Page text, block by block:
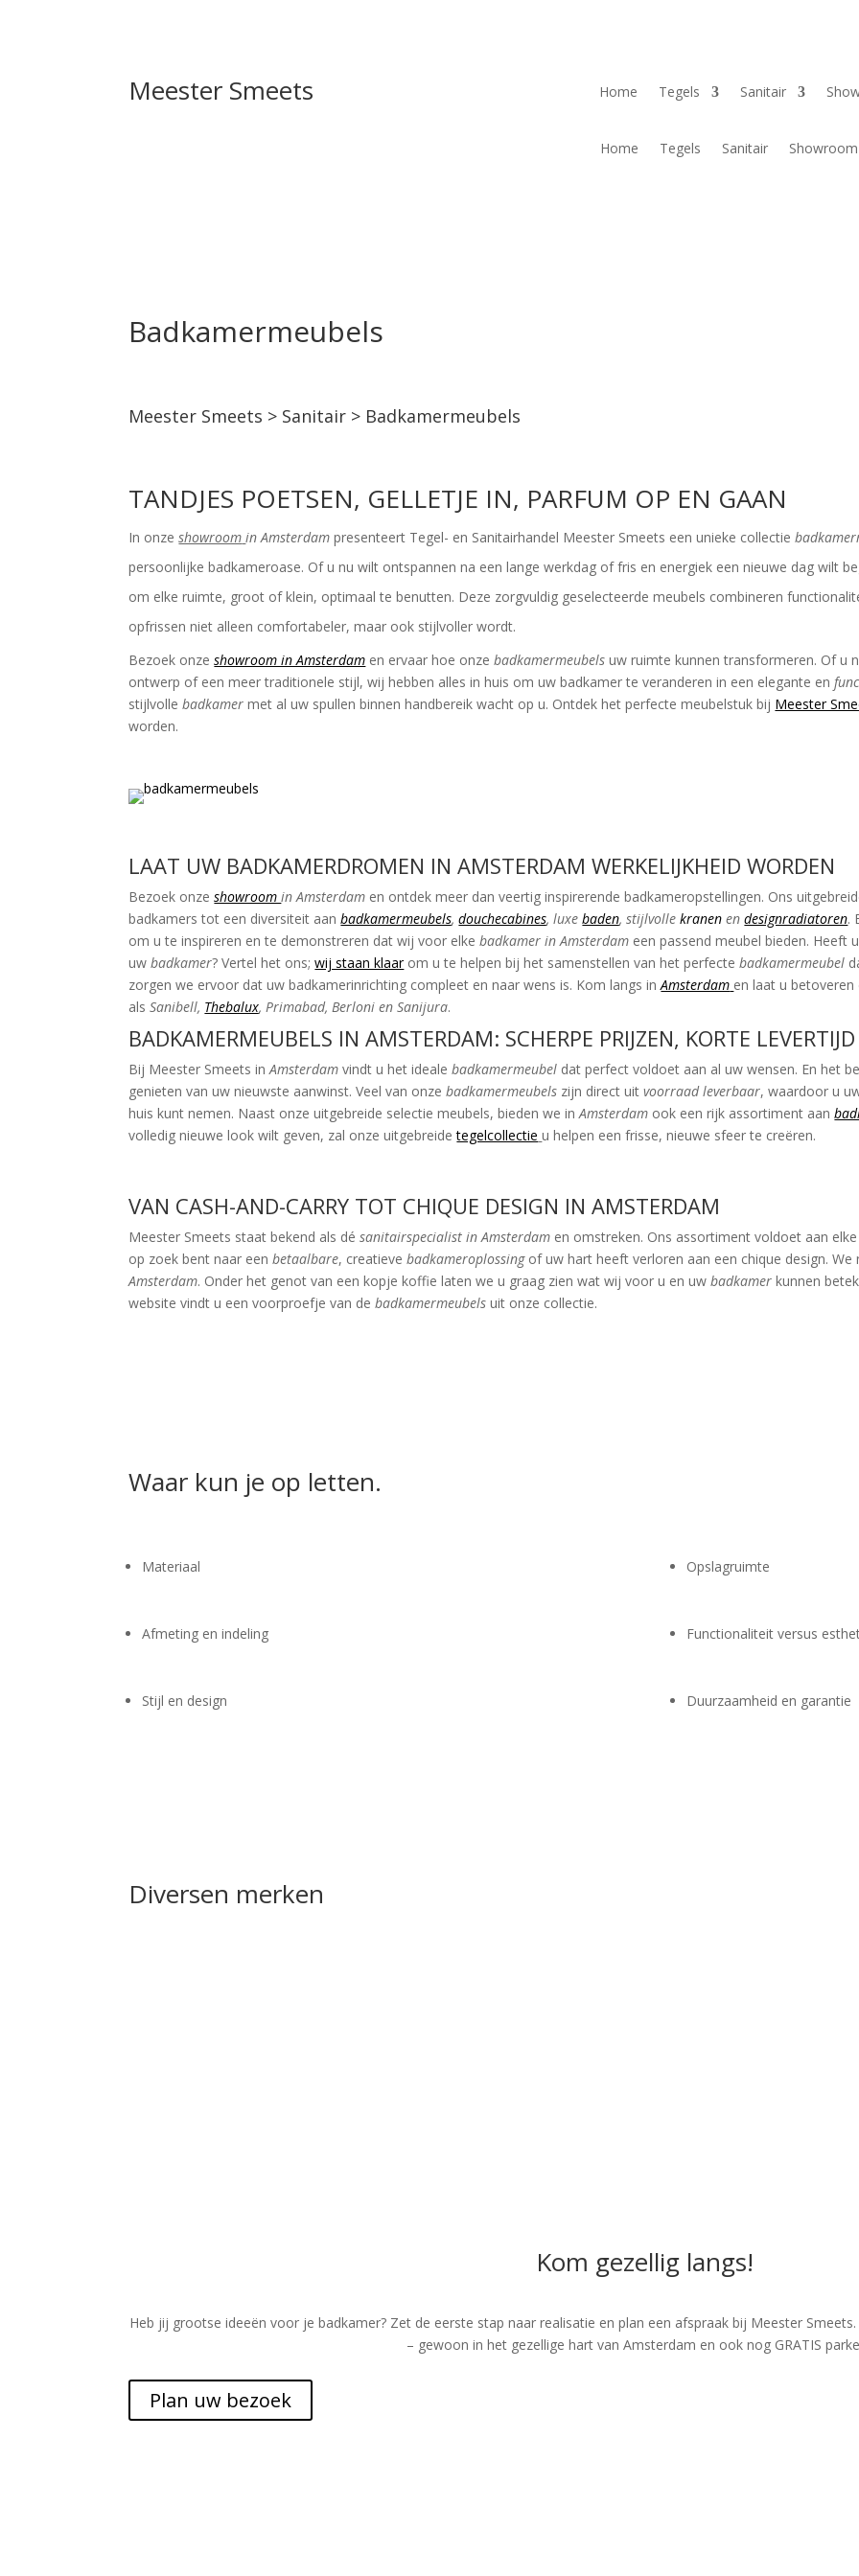
Meester Smeets Home Tegels Sanitair
Home Tegels Sanitair Showroom
Badkamermeubels
Meester Smeets > Sanitair > Badkamermeubels
TANDJES POETSEN, GELLETJE IN, PARFUM OP EN GAAN
In onze showroom in Amsterdam presenteert Tegel- en Sanitairhandel Meester Smeets een unieke collectie
persoonlijke badkameroase. Of u nu wilt ontspannen na een lange werkdag of fris en energiek een nieuwe dag wilt
om elke ruimte, groot of klein, optimaal te benutten. Deze zorgvuldig geselecteerde meubels combineren
opfrissen niet alleen comfortabeler, maar ook stijlvoller wordt.
Bezoek onze showroom in Amsterdam en ervaar hoe onze badkamermeubels uw ruimte kunnen transformeren. Of u
ontwerp of een meer traditionele stijl, wij hebben alles in huis om uw badkamer te veranderen in een elegante en
stijlvolle badkamer met al uw spullen binnen handbereik wacht op u. Ontdek het perfecte meubelstuk bij Meester
worden.
LAAT UW BADKAMERDROMEN IN AMSTERDAM WERKELIJKHEID WORDEN
Bezoek onze showroomin Amsterdam en ontdek meer dan veertig inspirerende badkameropstellingen. Ons
badkamers tot een diversiteit aan badkamermeubels, douchecabines, luxebaden, stijlvollekranen en designradiatoren.
om u te inspireren en te demonstreren dat wij voor elke badkamer in Amsterdam een passend meubel bieden. Heeft
uw badkamer? Vertel het ons;wij staan klaarom u te helpen bij het samenstellen van het perfecte badkamermeubel
zorgen we ervoor dat uw badkamerinrichting compleet en naar wens is. Kom langs in Amsterdam en laat u
als Sanibell, Thebalux, Primabad, Berloni en Sanijura.
BADKAMERMEUBELS IN AMSTERDAM: SCHERPE PRIJZEN, KORTE LEVERTIJD
Bij Meester Smeets in Amsterdam vindt u het ideale badkamermeubel dat perfect voldoet aan al uw wensen. En het
genieten van uw nieuwste aanwinst. Veel van onze badkamermeubels zijn direct uit voorraad leverbaar, waardoor u
huis kunt nemen. Naast onze uitgebreide selectie meubels, bieden we in Amsterdam ook een rijk assortiment aan
volledig nieuwe look wilt geven, zal onze uitgebreidetegelcollectie u helpen een frisse, nieuwe sfeer te creëren.
VAN CASH-AND-CARRY TOT CHIQUE DESIGN IN AMSTERDAM
Meester Smeets staat bekend als dé sanitairspecialist in Amsterdam en omstreken. Ons assortiment voldoet aan
op zoek bent naar een betaalbare, creatieve badkameroplossing of uw hart heeft verloren aan een chique design.
Amsterdam. Onder het genot van een kopje koffie laten we u graag zien wat wij voor u en uw badkamer kunnen
website vindt u een voorproefje van de badkamermeubels uit onze collectie.
Waar kun je op letten.
Materiaal
Afmeting en indeling
Stijl en design
Opslagruimte
Functionaliteit versus
Duurzaamheid en garantie
Diversen merken
Kom gezellig langs!
Heb jij grootse ideeën voor je badkamer? Zet de eerste stap naar realisatie en plan een afspraak bij Meester
– gewoon in het gezellige hart van Amsterdam en ook nog GRATIS
Plan uw bezoek